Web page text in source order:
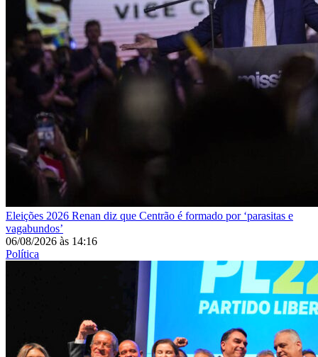
Eleições 2026 Renan diz que Centrão é formado por ‘parasitas e
vagabundos’
06/08/2026 às 14:16
Política